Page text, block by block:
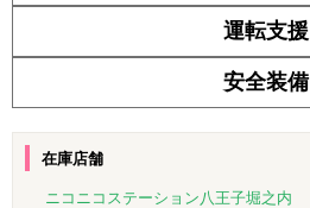
運転支援
安全装備
在庫店舗
ニコニコステーション八王子堀之内